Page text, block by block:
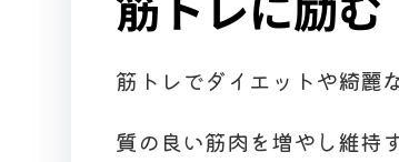
筋トレでダイエットや綺麗
質の良い筋肉を増やし維持